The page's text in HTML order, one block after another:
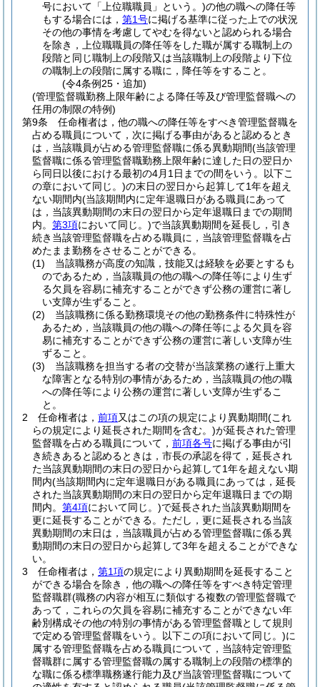
号において「上位職職員」という。)の他の職への降任等
もする場合には， 第1号に掲げる基準に従った上での状況
その他の事情を考慮してやむを得ないと認められる場合
を除き，上位職職員の降任等をした職が属する職制上の
段階と同じ職制上の段階又は当該職制上の段階より下位
の職制上の段階に属する職に，降任等をすること。
(令4条例25・追加)
(管理監督職勤務上限年齢による降任等及び管理監督職への
任用の制限の特例)
第9条
任命権者は，他の職への降任等をすべき管理監督職を
占める職員について，次に掲げる事由があると認めるとき
は，当該職員が占める管理監督職に係る異動期間(当該管理
監督職に係る管理監督職勤務上限年齢に達した日の翌日か
ら同日以後における最初の4月1日までの間をいう。以下こ
の章において同じ。)の末日の翌日から起算して1年を超え
ない期間内(当該期間内に定年退職日がある職員にあって
は，当該異動期間の末日の翌日から定年退職日までの期間
内。 第3項において同じ。)で当該異動期間を延長し，引き
続き当該管理監督職を占める職員に，当該管理監督職を占
めたまま勤務をさせることができる。
(1)
当該職務が高度の知識，技能又は経験を必要とするも
のであるため，当該職員の他の職への降任等により生ず
る欠員を容易に補充することができず公務の運営に著し
い支障が生ずること。
(2)
当該職務に係る勤務環境その他の勤務条件に特殊性が
あるため，当該職員の他の職への降任等による欠員を容
易に補充することができず公務の運営に著しい支障が生
ずること。
(3)
当該職務を担当する者の交替が当該業務の遂行上重大
な障害となる特別の事情があるため，当該職員の他の職
への降任等により公務の運営に著しい支障が生ずるこ
と。
2
任命権者は， 前項又はこの項の規定により異動期間(これ
らの規定により延長された期間を含む。)が延長された管理
監督職を占める職員について， 前項各号に掲げる事由が引
き続きあると認めるときは，市長の承認を得て，延長され
た当該異動期間の末日の翌日から起算して1年を超えない期
間内(当該期間内に定年退職日がある職員にあっては，延長
された当該異動期間の末日の翌日から定年退職日までの期
間内。 第4項において同じ。)で延長された当該異動期間を
更に延長することができる。 ただし，更に延長される当該
異動期間の末日は，当該職員が占める管理監督職に係る異
動期間の末日の翌日から起算して3年を超えることができな
い。
3
任命権者は， 第1項の規定により異動期間を延長すること
ができる場合を除き，他の職への降任等をすべき特定管理
監督職群(職務の内容が相互に類似する複数の管理監督職で
あって，これらの欠員を容易に補充することができない年
齢別構成その他の特別の事情がある管理監督職として規則
で定める管理監督職をいう。以下この項において同じ。)に
属する管理監督職を占める職員について，当該特定管理監
督職群に属する管理監督職の属する職制上の段階の標準的
な職に係る標準職務遂行能力及び当該管理監督職について